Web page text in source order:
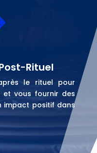
Rituel
le rituel pour
et vous fournir des
impact positif dans